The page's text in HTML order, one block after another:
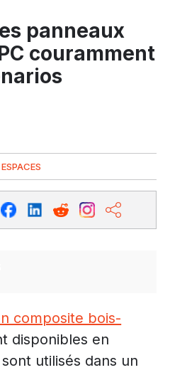
panneaux
couramment
composite bois-
disponibles en
utilisés dans un